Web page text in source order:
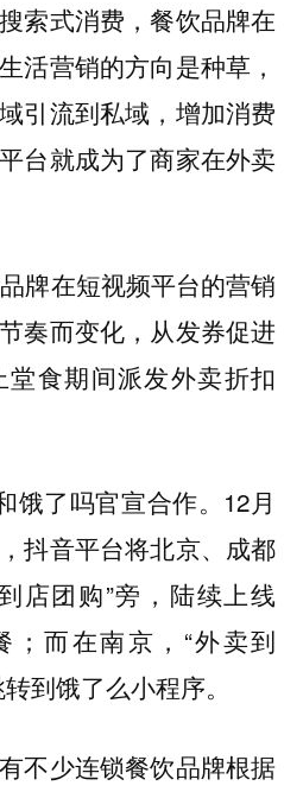
索式消费，餐饮品牌在
活营销的方向是种草，
引流到私域，增加消费
台就成为了商家在外卖
牌在短视频平台的营销
奏而变化，从发券促进
食期间派发外卖折扣
饿了吗官宣合作。12月
抖音平台将北京、成都
店团购”旁，陆续上线
；而在南京，“外卖到
到饿了么小程序。
不少连锁餐饮品牌根据